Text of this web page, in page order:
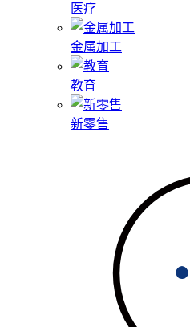
医疗
金属加工
教育
新零售